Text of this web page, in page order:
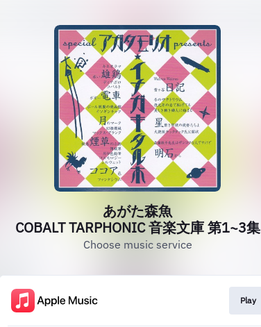
あがた森魚
COBALT TARPHONIC 音楽文庫 第1~3集
Choose music service
Play